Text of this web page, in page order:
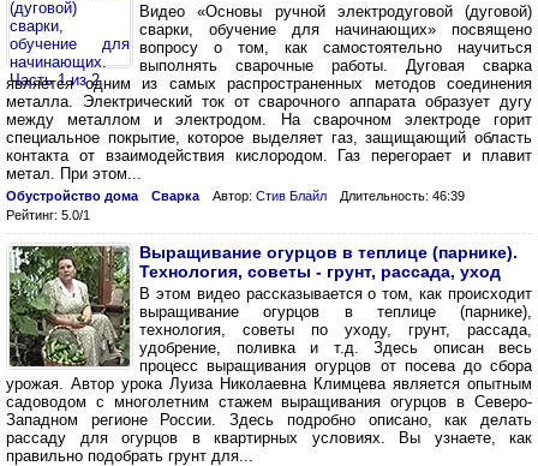
Видео «Основы ручной электродуговой (дуговой)
сварки, обучение для начинающих» посвящено
вопросу о том, как самостоятельно научиться
выполнять сварочные работы. Дуговая сварка
является одним из самых распространенных методов соединения
металла. Электрический ток от сварочного аппарата образует дугу
между металлом и электродом. На сварочном электроде горит
специальное покрытие, которое выделяет газ, защищающий область
контакта от взаимодействия кислородом. Газ перегорает и плавит
метал. При этом...
Обустройство дома Сварка Автор: Стив Блайл
Длительность: 46:39
Рейтинг: 5.0/1
Выращивание огурцов в теплице (парнике).
Технология, советы - грунт, рассада, уход
В этом видео рассказывается о том, как происходит
выращивание огурцов в теплице (парнике),
технология, советы по уходу, грунт, рассада,
удобрение, поливка и т.д. Здесь описан весь
процесс выращивания огурцов от посева до сбора
урожая. Автор урока Луиза Николаевна Климцева является опытным
садоводом с многолетним стажем выращивания огурцов в Северо-
Западном регионе России. Здесь подробно описано, как делать
рассаду для огурцов в квартирных условиях. Вы узнаете, как
правильно подобрать грунт для...